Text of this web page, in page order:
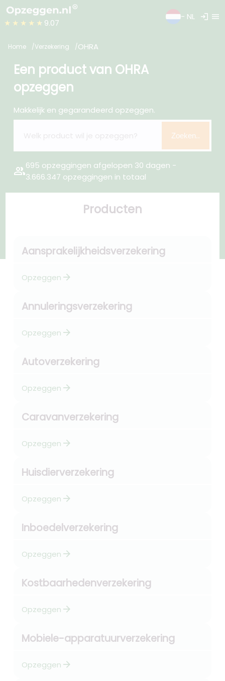
★★★★★ 9.07
- NL login menu
Home Verzekering OHRA
Een product van OHRA
opzeggen
Makkelijk en gegarandeerd opzeggen.
Zoeken..
group695 opzeggingen afgelopen 30 dagen -
3.666.347 opzeggingen in totaal
Producten
Aansprakelijkheidsverzekering
Opzeggen arrow_forward
Annuleringsverzekering
Opzeggen arrow_forward
Autoverzekering
Opzeggen arrow_forward
Caravanverzekering
Opzeggen arrow_forward
Huisdierverzekering
Opzeggen arrow_forward
Inboedelverzekering
Opzeggen arrow_forward
Kostbaarhedenverzekering
Opzeggen arrow_forward
Mobiele-apparatuurverzekering
Opzeggen arrow_forward